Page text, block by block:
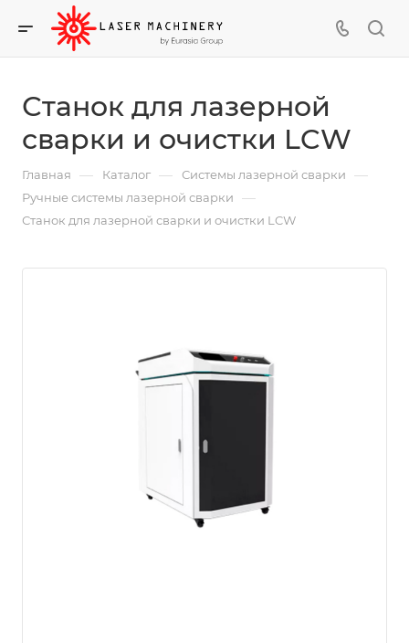
Станок для лазерной
сварки и очистки LCW
Главная — Каталог — Системы лазерной сварки —
Ручные системы лазерной сварки —
Станок для лазерной сварки и очистки LCW